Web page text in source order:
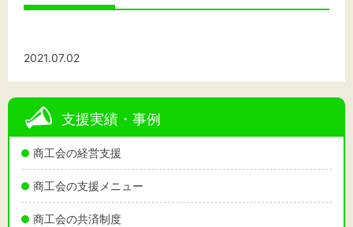
支援実績・事例
商工会の経営支援
商工会の支援メニュー
商工会の共済制度
2021.07.02